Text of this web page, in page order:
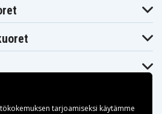
17M, HP Envy 17T, HP Envy X360,
430, HP ProBook 440, HP
ProBook 445R, HP ProBook 450,
HP5 ProBook 45, HP4 ProBook
ProBook 635, HP ProBook
HP Specter x360, HP ZBook
HP ZBook Firefly
tarjoamiseksi käytämme